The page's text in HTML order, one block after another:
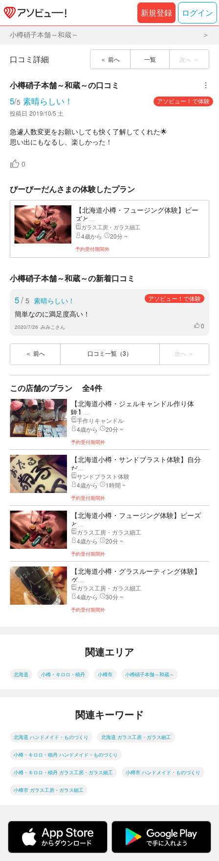
新規登録 ログイン
小樽硝子本舗～和蔵～
前へ 一覧 次へ
口コミ詳細
小樽硝子本舗～和蔵～の口コミ ︙
5/5 素晴らしい！
アソビュー！で体験
投稿日 2019/10/5 土
急遽人数変更をお願いしても快く了解してくれた🌟
思い出にもなるし、楽しかった！
0
びーびーだんさまの体験したプラン
【北海道小樽・フュージング体験】ビー
ズと...
ガラス工房・ガラス細工
4歳から 20分 ~
予約受付期間外
小樽硝子本舗～和蔵～の新着口コミ
5/ 5 素晴らしい！ アソビュー！で体験
簡単なのに満足度高い！
2020/7/26 みみこさん いいね
0
前へ 口コミ一覧（3） 次へ
この店舗のプラン 全4件
【北海道小樽・ジェルキャンドル作り体
験】...
手作りキャンドル
4歳から
20分 ~
予約受付期間外
【北海道小樽・サンドブラスト体験】自分
だ...
サンドブラスト体験
4歳から
1時間 ~
予約受付期間外
【北海道小樽・フュージング体験】ビーズ
と...
ガラス工房・ガラス細工
4歳から
20分 ~
予約受付期間外
【北海道小樽・グラスルーティング体験】
グ...
ガラス工房・ガラス細工
4歳から
30分 ~
予約受付期間外
関連エリア
北海道 小樽・キロロ・積丹 小樽市 小樽硝子本舗～和蔵～
関連キーワード
北海道 ハンドメイド・ものづくり 北海道 ガラス工房・ガラス細工
小樽・キロロ・積丹 ハンドメイド・ものづくり
小樽・キロロ・積丹 ガラス工房・ガラス細工 小樽市 ハンドメイド・ものづくり
小樽市 ガラス工房・ガラス細工